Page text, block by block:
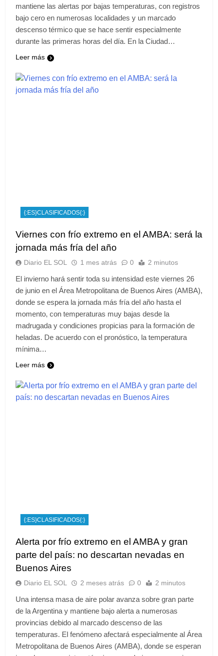
mantiene las alertas por bajas temperaturas, con registros
bajo cero en numerosas localidades y un marcado
descenso térmico que se hace sentir especialmente
durante las primeras horas del día. En la Ciudad…
Leer más
{:ES}CLASIFICADOS{:}
Viernes con frío extremo en el AMBA: será la
jornada más fría del año
Diario EL SOL 1 mes atrás 0 2 minutos
El invierno hará sentir toda su intensidad este viernes 26
de junio en el Área Metropolitana de Buenos Aires (AMBA),
donde se espera la jornada más fría del año hasta el
momento, con temperaturas muy bajas desde la
madrugada y condiciones propicias para la formación de
heladas. De acuerdo con el pronóstico, la temperatura
mínima…
Leer más
{:ES}CLASIFICADOS{:}
Alerta por frío extremo en el AMBA y gran
parte del país: no descartan nevadas en
Buenos Aires
Diario EL SOL 2 meses atrás 0 2 minutos
Una intensa masa de aire polar avanza sobre gran parte
de la Argentina y mantiene bajo alerta a numerosas
provincias debido al marcado descenso de las
temperaturas. El fenómeno afectará especialmente al Área
Metropolitana de Buenos Aires (AMBA), donde se esperan